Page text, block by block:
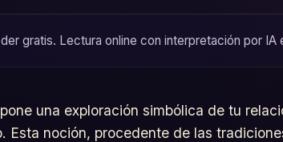
gratis. Lectura online con interpretación por IA
una exploración simbólica de tu
Esta noción, procedente de las